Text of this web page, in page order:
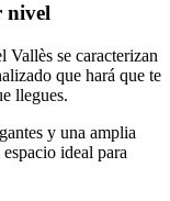
nivel
Vallès se caracterizan
que hará que te
llegues.
y una amplia
ideal para